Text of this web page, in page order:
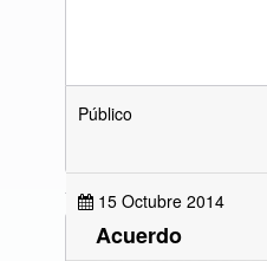
Público
15 Octubre 2014
Acuerdo